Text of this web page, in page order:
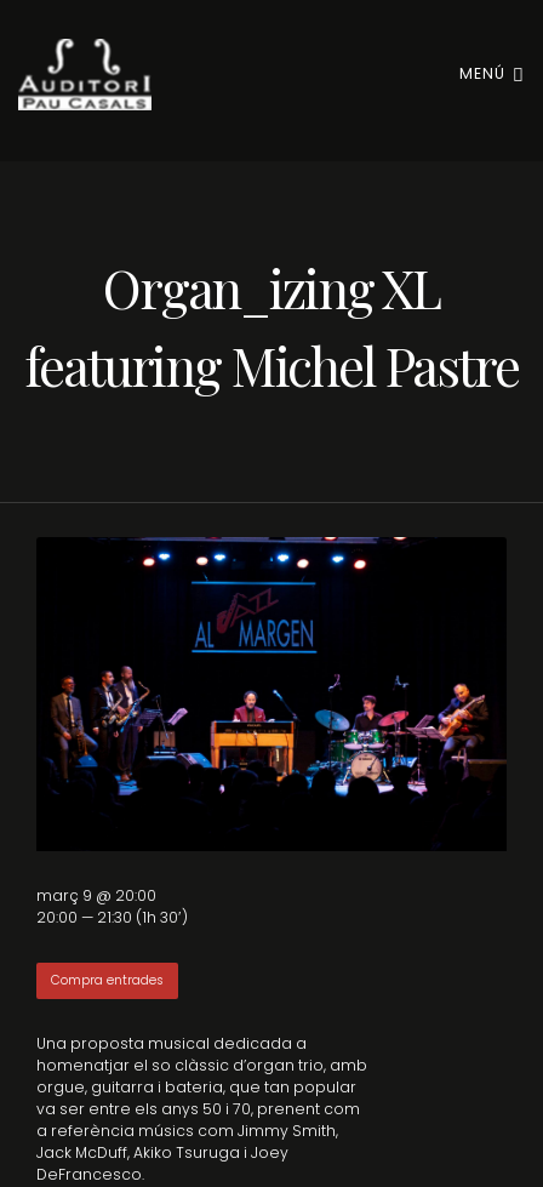
MENÚ
Organ_izing XL
featuring Michel Pastre
Una proposta musical dedicada a
homenatjar el so clàssic d’organ trio, amb
orgue, guitarra i bateria, que tan popular
va ser entre els anys 50 i 70, prenent com
a referència músics com Jimmy Smith,
Jack McDuff, Akiko Tsuruga i Joey
DeFrancesco.
març 9 @ 20:00
20:00 — 21:30 (1h 30′)
Compra entrades